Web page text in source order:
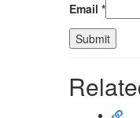
Email *